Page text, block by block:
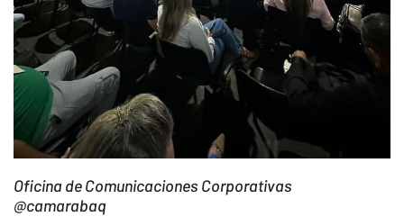
Oficina de Comunicaciones Corporativas
@camarabaq